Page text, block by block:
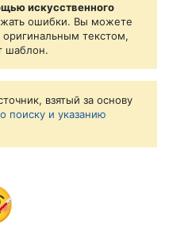
искусственного
ошибки. Вы можете
оригинальным текстом,
шаблон.
взятый за основу
поиску и указанию